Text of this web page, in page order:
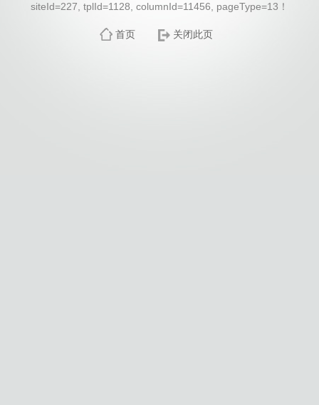
siteId=227, tplId=1128, columnId=11456, pageType=13！
首页 关闭此页